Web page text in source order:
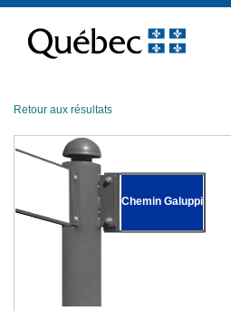
contenu
Retour aux résultats
Chemin Galuppi